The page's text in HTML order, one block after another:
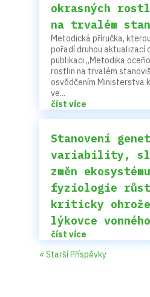
okrasných
na trvalém
Metodická příručka,
pořadí druhou aktualizací
publikaci „Metodika
rostlin na trvalém
osvědčením Ministerstva
ve...
číst více
Stanovení
variability,
změn
fyziologie
kriticky
lýkovce vonného
číst více
« Starší Příspěvky